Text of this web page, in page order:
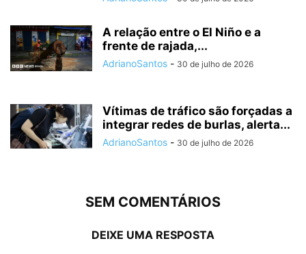
A relação entre o El Niño e a
frente de rajada,...
AdrianoSantos - 30 de julho de 2026
Vítimas de tráfico são forçadas a
integrar redes de burlas, alerta...
AdrianoSantos - 30 de julho de 2026
SEM COMENTÁRIOS
DEIXE UMA RESPOSTA